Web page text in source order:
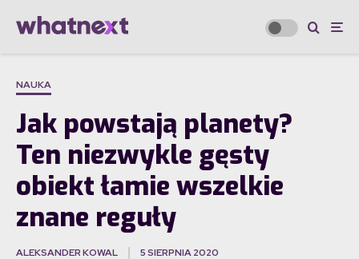
NAUKA
Jak powstają planety?
Ten niezwykle gęsty
obiekt łamie wszelkie
znane reguły
ALEKSANDER KOWAL 5 SIERPNIA 2020